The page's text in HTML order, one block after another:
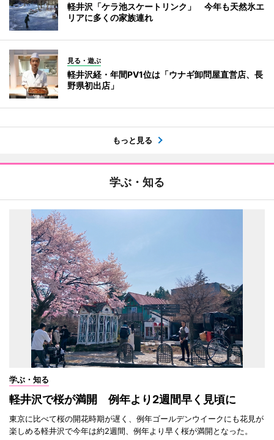
軽井沢「ケラ池スケートリンク」 今年も天然氷エ
リアに多くの家族連れ
見る・遊ぶ
軽井沢経・年間PV1位は「ウナギ卸問屋直営店、長
野県初出店」
もっと見る
学ぶ・知る
学ぶ・知る
軽井沢で桜が満開 例年より2週間早く見頃に
東京に比べて桜の開花時期が遅く、例年ゴールデンウイークにも花見が
楽しめる軽井沢で今年は約2週間、例年より早く桜が満開となった。